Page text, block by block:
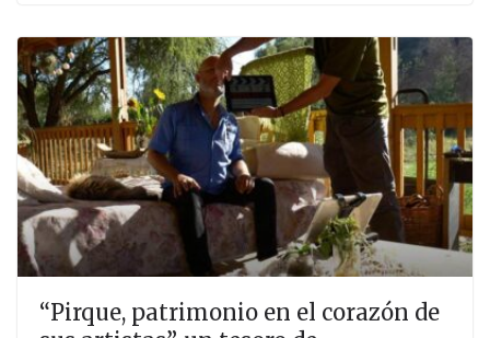
“Pirque, patrimonio en el corazón de